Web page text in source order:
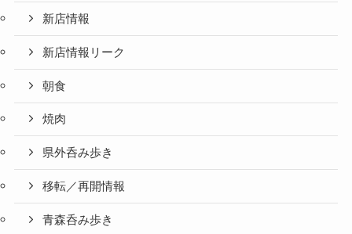
新店情報
新店情報リーク
朝食
焼肉
県外呑み歩き
移転／再開情報
青森呑み歩き